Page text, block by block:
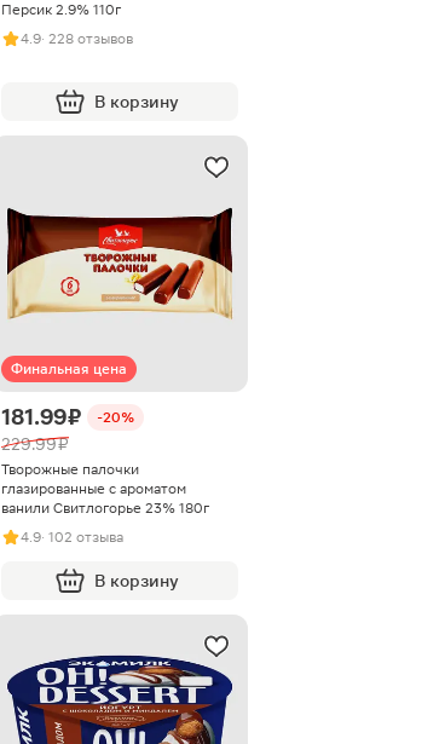
Персик 2.9% 110г
4.9· 228 отзывов
В корзину
Финальная цена
181.99 ₽ -20%
229.99 ₽
Творожные палочки
глазированные с ароматом
ванили Свитлогорье 23% 180г
4.9· 102 отзыва
В корзину